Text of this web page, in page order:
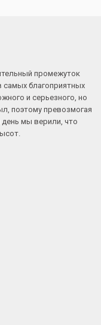
промежуток
благоприятных
и серьезного, но
поэтому превозмогая
мы верили, что